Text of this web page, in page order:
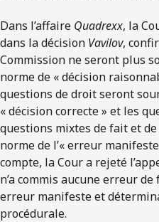
Dans l’affaire Quadrexx, la
dans la décision Vavilov,
Commission ne seront plus
norme de « décision
questions de droit seront
« décision correcte » et les
questions mixtes de fait et
norme de l’« erreur
compte, la Cour a rejeté
n’a commis aucune erreur
erreur manifeste et
procédurale.